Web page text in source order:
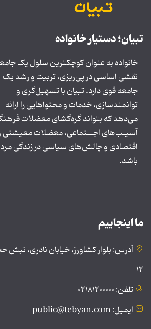
تبیان؛ دستیار خانواده
خانواده به عنوان کوچکترین سلول یک
نقشی اساسی در پی‌ریزی، تربیت و رشد یک
جامعه قوی دارد. تبیان با تسهیل‌گری و
توانمندسازی، خدمات و محتواهایی را ارائه
می‌دهد که بتواند گره‌گشای معضلات
آسیـب‌های اجــتماعی، معضلات معیشتی
اقتصادی و چالش‌های سیاسی در زندگی
باشد.
ما اینجاییم
آدرس: بلوار کشاورز، خیابان نادری،
۱۲
تلفن: ۰۲۱۸۱۲۰۰۰۰۰
ایمیل: public@tebyan.com